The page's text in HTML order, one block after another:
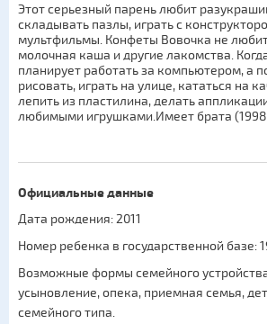
Этот серьезный парень любит
складывать пазлы, играть с
мультфильмы. Конфеты Вовочка не
молочная каша и другие лакомства.
планирует работать за компьютером, а
рисовать, играть на улице, кататься на
лепить из пластилина, делать
любимыми игрушками.Имеет брата (1998
Официальные данные
Дата рождения: 2011
Номер ребенка в государственной базе:
Возможные формы семейного
усыновление,опека, приемная семья,
семейного типа.